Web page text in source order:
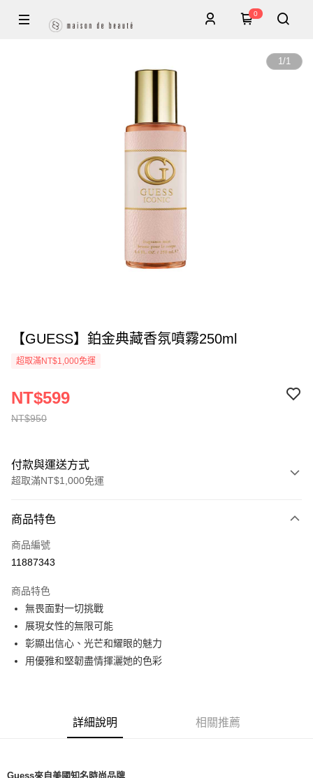
0
1/1
【GUESS】鉑金典藏香氛噴霧250ml
超取滿NT$1,000免運
NT$950
NT$599
付款與運送方式
超取滿NT$1,000免運
信用卡一次付款
ATM付款
運送方式
付款後全家取貨
每筆NT$80，滿NT$1,000(含以上)免運費
付款後萊爾富取貨
每筆NT$80，滿NT$1,000(含以上)免運費
商品特色
商品編號
11887343
商品特色
無畏面對一切挑戰
展現女性的無限可能
彰顯出信心、光芒和耀眼的魅力
用優雅和堅韌盡情揮灑她的色彩
詳細說明 相關推薦
Guess來自美國知名時尚品牌